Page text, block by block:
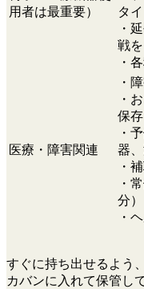
用者は最重要）
タイ
・
戦を
・
医療・障害関連
・
・
保
・
器
・
・
分）
・
すぐに持ち出せるよう
カバンに入れて保管し